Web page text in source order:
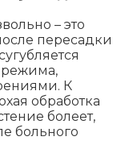
– это
пересадки
режима,
К
обработка
болеет,
больного